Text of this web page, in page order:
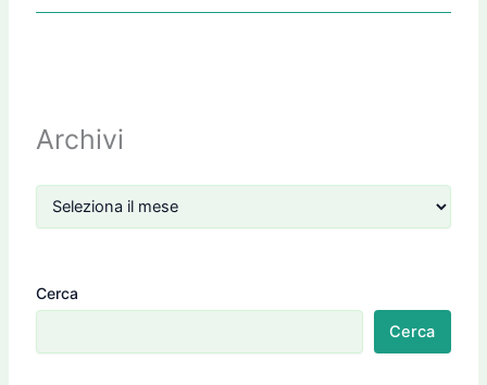
Archivi
Cerca
Cerca